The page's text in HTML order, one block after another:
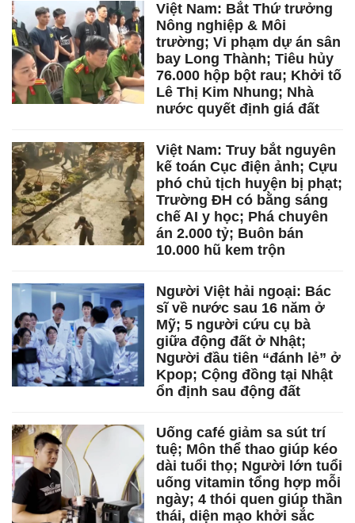
Việt Nam: Bắt Thứ trưởng
Nông nghiệp & Môi
trường; Vi phạm dự án sân
bay Long Thành; Tiêu hủy
76.000 hộp bột rau; Khởi tố
Lê Thị Kim Nhung; Nhà
nước quyết định giá đất
Việt Nam: Truy bắt nguyên
kế toán Cục điện ảnh; Cựu
phó chủ tịch huyện bị phạt;
Trường ĐH có bằng sáng
chế AI y học; Phá chuyên
án 2.000 tỷ; Buôn bán
10.000 hũ kem trộn
Người Việt hải ngoại: Bác
sĩ về nước sau 16 năm ở
Mỹ; 5 người cứu cụ bà
giữa động đất ở Nhật;
Người đầu tiên “đánh lẻ” ở
Kpop; Cộng đồng tại Nhật
ổn định sau động đất
Uống café giảm sa sút trí
tuệ; Môn thể thao giúp kéo
dài tuổi thọ; Người lớn tuổi
uống vitamin tổng hợp mỗi
ngày; 4 thói quen giúp thần
thái, diện mạo khởi sắc